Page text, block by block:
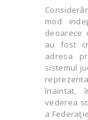
mod
deoarece
au fost
adresa
sistemul
înaintat,
vederea
a